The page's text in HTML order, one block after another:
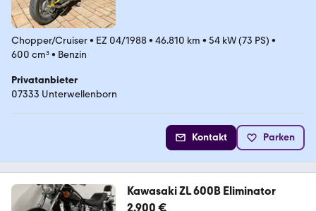
Chopper/Cruiser• EZ 04/1988• 46.810 km • 54 kW (73 PS) •
600 cm³• Benzin
Privatanbieter
07333 Unterwellenborn
Kontakt Parken
Kawasaki ZL 600B Eliminator
2.900 €